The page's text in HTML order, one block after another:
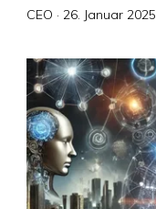
CEO · Veröffentlicht
26. Januar 2025